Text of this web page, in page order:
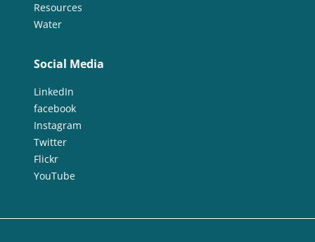
Resources
Water
Social Media
LinkedIn
facebook
Instagram
Twitter
Flickr
YouTube